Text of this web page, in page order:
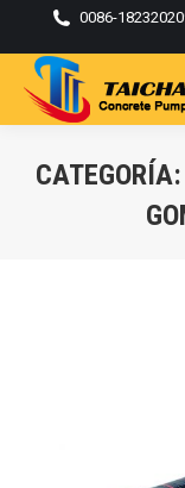
0086-
CATEGORÍA: